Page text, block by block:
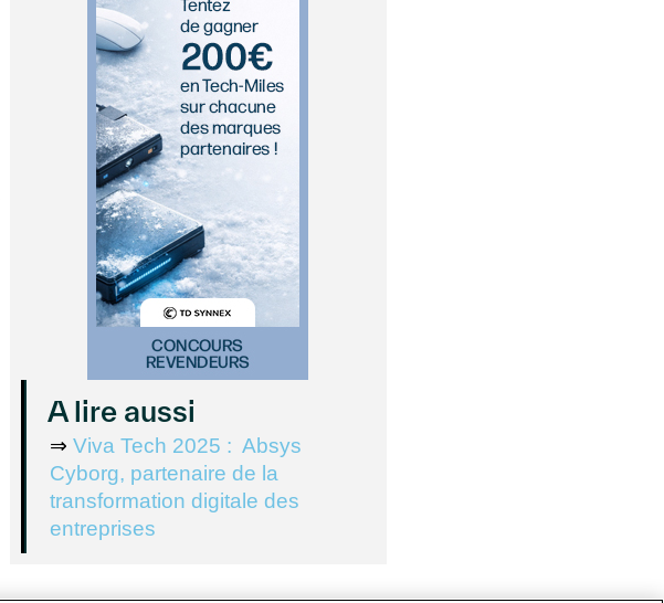
A lire aussi
⇒ Viva Tech 2025 : Absys
Cyborg, partenaire de la
transformation digitale des
entreprises